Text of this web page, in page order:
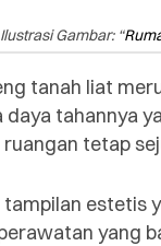
Gambar: “
tanah liat
tahannya
tetap
estetis
yang